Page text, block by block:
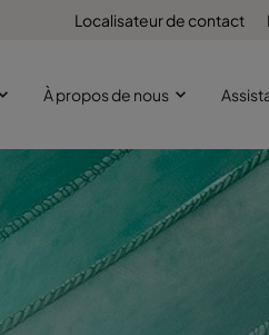
Localisateur de contact
À propos de nous